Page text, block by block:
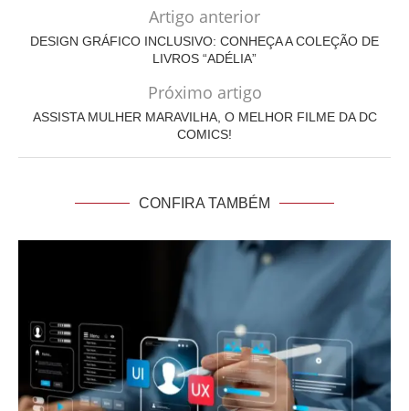
Artigo anterior
DESIGN GRÁFICO INCLUSIVO: CONHEÇA A COLEÇÃO DE
LIVROS “ADÉLIA”
Próximo artigo
ASSISTA MULHER MARAVILHA, O MELHOR FILME DA DC
COMICS!
CONFIRA TAMBÉM